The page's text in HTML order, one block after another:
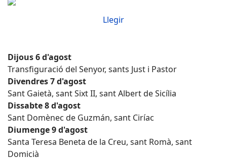
Llegir
Dijous 6 d'agost
Transfiguració del Senyor, sants Just i Pastor
Divendres 7 d'agost
Sant Gaietà, sant Sixt II, sant Albert de Sicília
Dissabte 8 d'agost
Sant Domènec de Guzmán, sant Ciríac
Diumenge 9 d'agost
Santa Teresa Beneta de la Creu, sant Romà, sant
Domicià